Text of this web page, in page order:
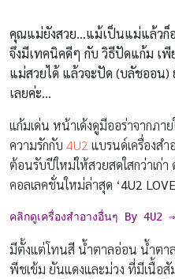
คุณแม่ยังสวย…แม้เป็นแม่แล้วก็อ
จึงมีเทคนิคดีๆ กับ วิธีปัดแก้ม เ
แม่สวยได้ แล้วจะปัด (บลัชออน)
เลยค่ะ…
แก้มเด่น หน้าเด้งดูมีออร่าจากภา
ความรักกับ 4U2 แบรนด์เครื่องส
ต้อนรับปีใหม่ให้สวยสดใสกว่าเก่
คอลเลคชั่นใหม่ล่าสุด ‘4U2
คลิกดูเครื่องสำอางอื่นๆ By 4U2 ⇒
มีตั้งแต่โทนสี น้ำตาลอ่อน น้ำต
พีชเข้ม ยันแดงและม่วง ที่มีเนื้อสั